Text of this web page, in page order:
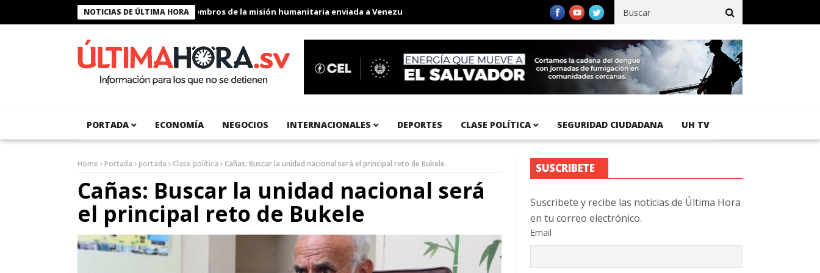
NOTICIAS DE ÚLTIMA HORA
Presidente Bukele condecora a miembros de la misión humanitaria enviada a Venezuela Aeropuerto Internacional del Pacífico registra 92 % de avance en obras de terracería
PORTADA ECONOMÍA NEGOCIOS INTERNACIONALES DEPORTES CLASE POLÍTICA SEGURIDAD CIUDADANA UH TV
Home Portada portada Clase política Cañas: Buscar la unidad nacional será el principal reto de Bukele
Cañas: Buscar la unidad nacional será
el principal reto de Bukele
SUSCRIBETE
Suscribete y recibe las noticias de Última Hora
en tu correo electrónico.
Email